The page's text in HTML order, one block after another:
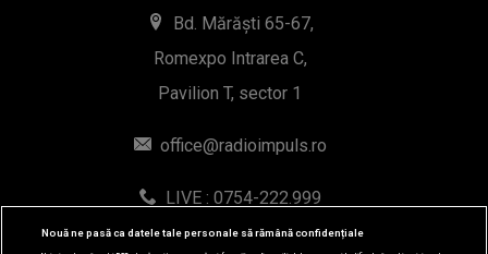
Bd. Mărăști 65-67,
Romexpo Intrarea C,
Pavilion T, sector 1
office@radioimpuls.ro
LIVE : 0754-222.999
WhatsApp: 0754-222.999
Nouă ne pasă ca datele tale personale să rămână confidențiale